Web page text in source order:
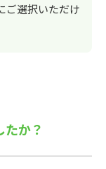
ご選択いただけ
か？